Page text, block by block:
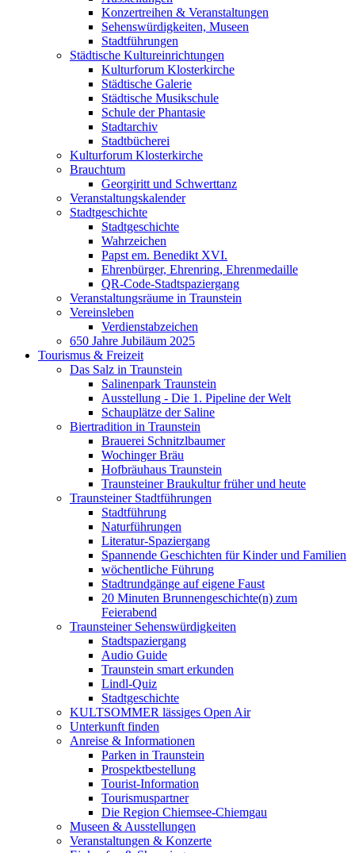
Konzertreihen & Veranstaltungen
Sehenswürdigkeiten, Museen
Stadtführungen
Städtische Kultureinrichtungen
Kulturforum Klosterkirche
Städtische Galerie
Städtische Musikschule
Schule der Phantasie
Stadtarchiv
Stadtbücherei
Kulturforum Klosterkirche
Brauchtum
Georgiritt und Schwerttanz
Veranstaltungskalender
Stadtgeschichte
Stadtgeschichte
Wahrzeichen
Papst em. Benedikt XVI.
Ehrenbürger, Ehrenring, Ehrenmedaille
QR-Code-Stadtspaziergang
Veranstaltungsräume in Traunstein
Vereinsleben
Verdienstabzeichen
650 Jahre Jubiläum 2025
Tourismus & Freizeit
Das Salz in Traunstein
Salinenpark Traunstein
Ausstellung - Die 1. Pipeline der Welt
Schauplätze der Saline
Biertradition in Traunstein
Brauerei Schnitzlbaumer
Wochinger Bräu
Hofbräuhaus Traunstein
Traunsteiner Braukultur früher und heute
Traunsteiner Stadtführungen
Stadtführung
Naturführungen
Literatur-Spaziergang
Spannende Geschichten für Kinder und Familien
wöchentliche Führung
Stadtrundgänge auf eigene Faust
20 Minuten Brunnengeschichte(n) zum
Feierabend
Traunsteiner Sehenswürdigkeiten
Stadtspaziergang
Audio Guide
Traunstein smart erkunden
Lindl-Quiz
Stadtgeschichte
KULTSOMMER lässiges Open Air
Unterkunft finden
Anreise & Informationen
Parken in Traunstein
Prospektbestellung
Tourist-Information
Tourismuspartner
Die Region Chiemsee-Chiemgau
Museen & Ausstellungen
Veranstaltungen & Konzerte